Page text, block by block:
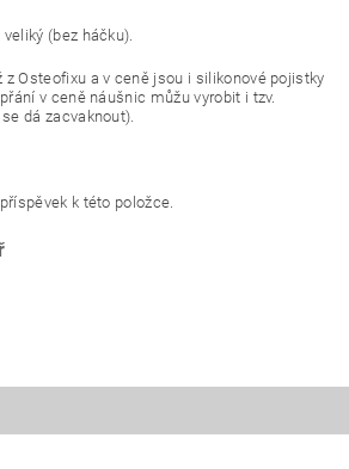
(bez háčku).
z Osteofixu a v ceně jsou i silikonové pojistky
v ceně náušnic můžu vyrobit i tzv.
dá zacvaknout).
k této položce.